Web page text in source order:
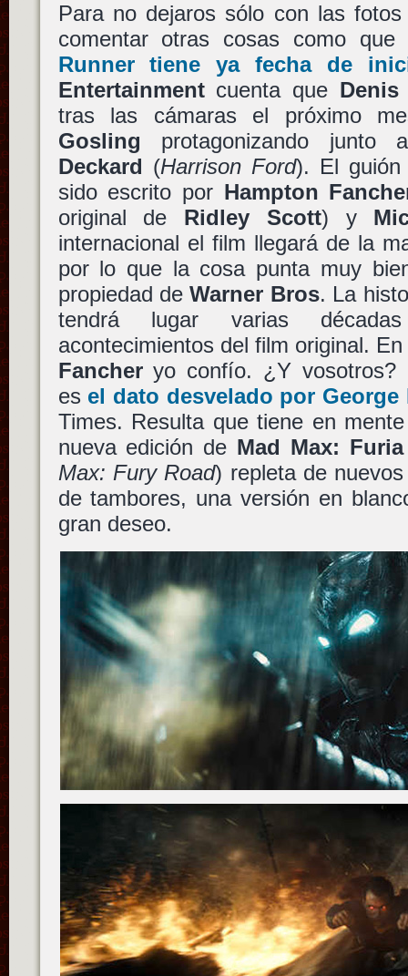
Para no dejaros sólo con las
comentar otras cosas como que
Runnertiene ya fecha de
Entertainmentcuenta que Denis
tras las cámaras el próximo
Gosling protagonizando
Deckard (Harrison Ford). El guión
sido escrito por Hampton
original de Ridley Scott) y
internacional el film llegará de la
por lo que la cosa punta muy
propiedad deWarner Bros. La
tendrá lugar varias
acontecimientos del film original.
Fancheryo confío. ¿Y vosotros?
es el dato desvelado por George
Times. Resulta que tiene en
nueva edición de Mad Max:
Max: Fury Road) repleta de
de tambores, una versión en
gran deseo.